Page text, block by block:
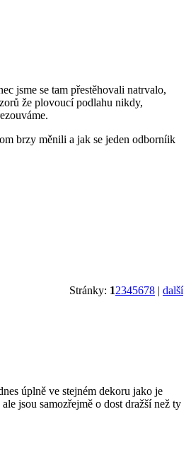
jsme se tam přestěhovali natrvalo,
že plovoucí podlahu nikdy,
brzy měnili a jak se jeden odborníik
Stránky: 12345678 | další
úplně ve stejném dekoru jako je
jsou samozřejmě o dost dražší než ty